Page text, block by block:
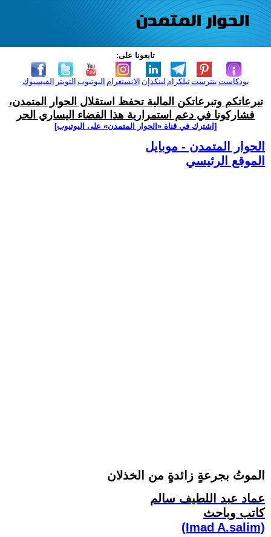
تابعونا على:
الفيسبوك التويتر اليوتيوب الانستغرام لينكدإن تيلكرامبنترست بودكاست
تبرعاتكم وتبرعاتكن المالية تحفظ استقلال الحوار المتمدن،
فشاركونا في دعم استمرارية هذا الفضاء اليساري الحر
[اشترك في قناة ‫«الحوار المتمدن» على اليوتيوب]
الحوار المتمدن - موبايل
الموقع الرئيسي
الموتُ بجرعةٍ زائدةٍ من الخذلان
عماد عبد اللطيف سالم
كاتب وباحث
(Imad A.salim)